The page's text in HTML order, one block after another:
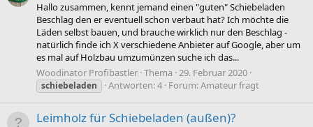
Hallo zusammen, kennt jemand einen "guten" Schiebeladen
Beschlag den er eventuell schon verbaut hat? Ich möchte die
Läden selbst bauen, und brauche wirklich nur den Beschlag -
natürlich finde ich X verschiedene Anbieter auf Google, aber um
es mal auf Holzbau umzumünzen suche ich das...
Woodinator Profibastler Thema 29. Februar 2020
schiebeladen Antworten: 4 Forum:Amateur fragt
Leimholz für Schiebeladen (außen)?